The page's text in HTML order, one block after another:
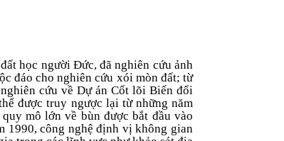
học người Đức, đã nghiên cứu ảnh
đáo cho nghiên cứu xói mòn đất; từ
cứu về Dự án Cốt lõi Biến đổi
được truy ngược lại từ những năm
mô lớn về bùn được bắt đầu vào
1990, công nghệ định vị không gian